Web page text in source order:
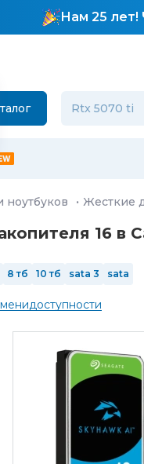
Нам 25 лет!
· Жесткие
16 в
8 тб 10 тб sata 3 sata
доступности